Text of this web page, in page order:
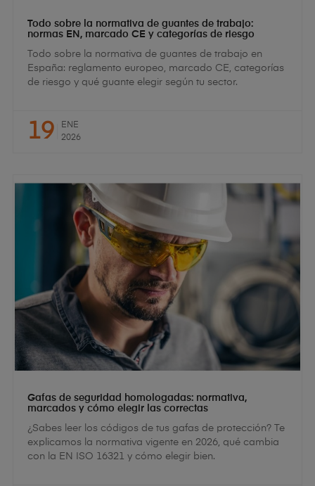
Todo sobre la normativa de guantes de trabajo:
normas EN, marcado CE y categorías de riesgo
Todo sobre la normativa de guantes de trabajo en
España: reglamento europeo, marcado CE, categorías
de riesgo y qué guante elegir según tu sector.
19
ENE
2026
Gafas de seguridad homologadas: normativa,
marcados y cómo elegir las correctas
¿Sabes leer los códigos de tus gafas de protección? Te
explicamos la normativa vigente en 2026, qué cambia
con la EN ISO 16321 y cómo elegir bien.